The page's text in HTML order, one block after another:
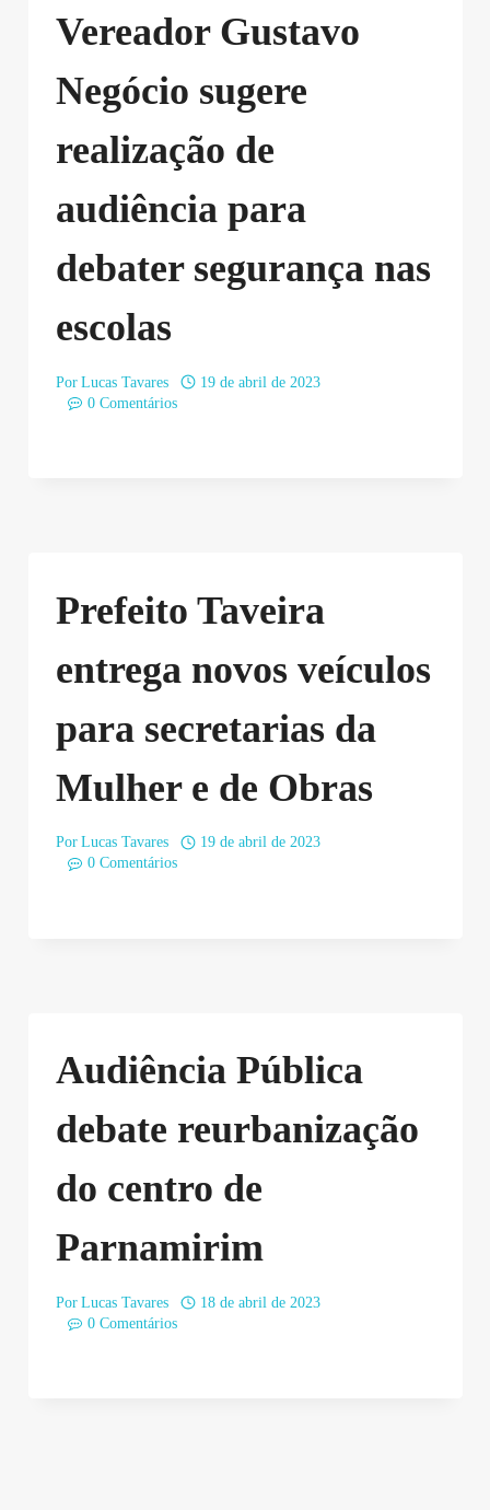
Vereador Gustavo
Negócio sugere
realização de
audiência para
debater segurança nas
escolas
Por Lucas Tavares
19 de abril de 2023
0 Comentários
Prefeito Taveira
entrega novos veículos
para secretarias da
Mulher e de Obras
Por Lucas Tavares
19 de abril de 2023
0 Comentários
Audiência Pública
debate reurbanização
do centro de
Parnamirim
Por Lucas Tavares
18 de abril de 2023
0 Comentários